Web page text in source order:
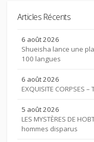
Articles Récents
6 août 2026
Shueisha lance une
100 langues
6 août 2026
EXQUISITE CORPSES –
5 août 2026
LES MYSTÈRES DE
hommes disparus